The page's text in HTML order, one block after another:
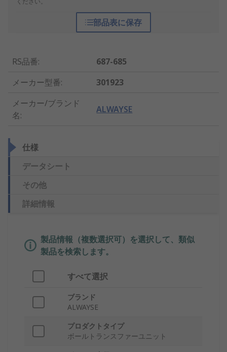
部品表に保存
RS品番:
687-685
メーカー型番:
301923
メーカー/ブランド
名:
ALWAYSE
仕様
データシート
その他
詳細情報
製品情報（複数選択可）を選択して、類似
製品を検索します。
すべて選択
ブランド
ALWAYSE
プロダクトタイプ
ボールトランスファーユニット